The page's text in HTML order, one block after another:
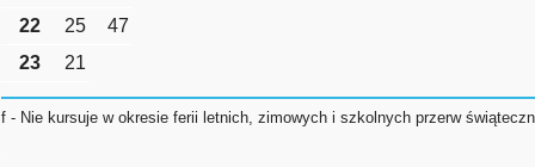
22
25
47
23
21
f - Nie kursuje w okresie ferii letnich, zimowych i szkolnych przerw